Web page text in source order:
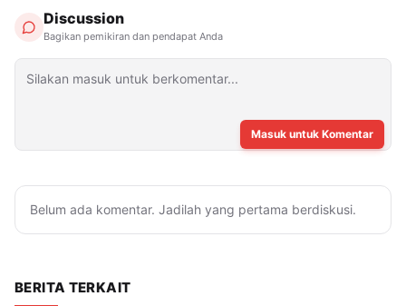
Discussion
Bagikan pemikiran dan pendapat Anda
Masuk untuk Komentar
Belum ada komentar. Jadilah yang pertama berdiskusi.
BERITA TERKAIT